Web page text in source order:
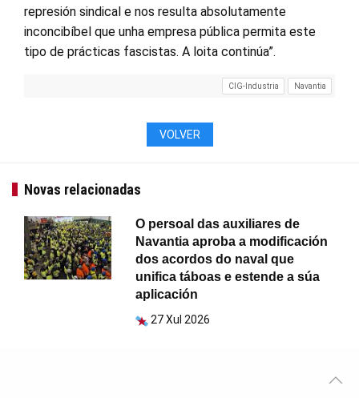
represión sindical e nos resulta absolutamente
inconcibíbel que unha empresa pública permita este
tipo de prácticas fascistas. A loita continúa”.
CIG-Industria Navantia
VOLVER
Novas relacionadas
O persoal das auxiliares de
Navantia aproba a modificación
dos acordos do naval que
unifica táboas e estende a súa
aplicación
27 Xul 2026